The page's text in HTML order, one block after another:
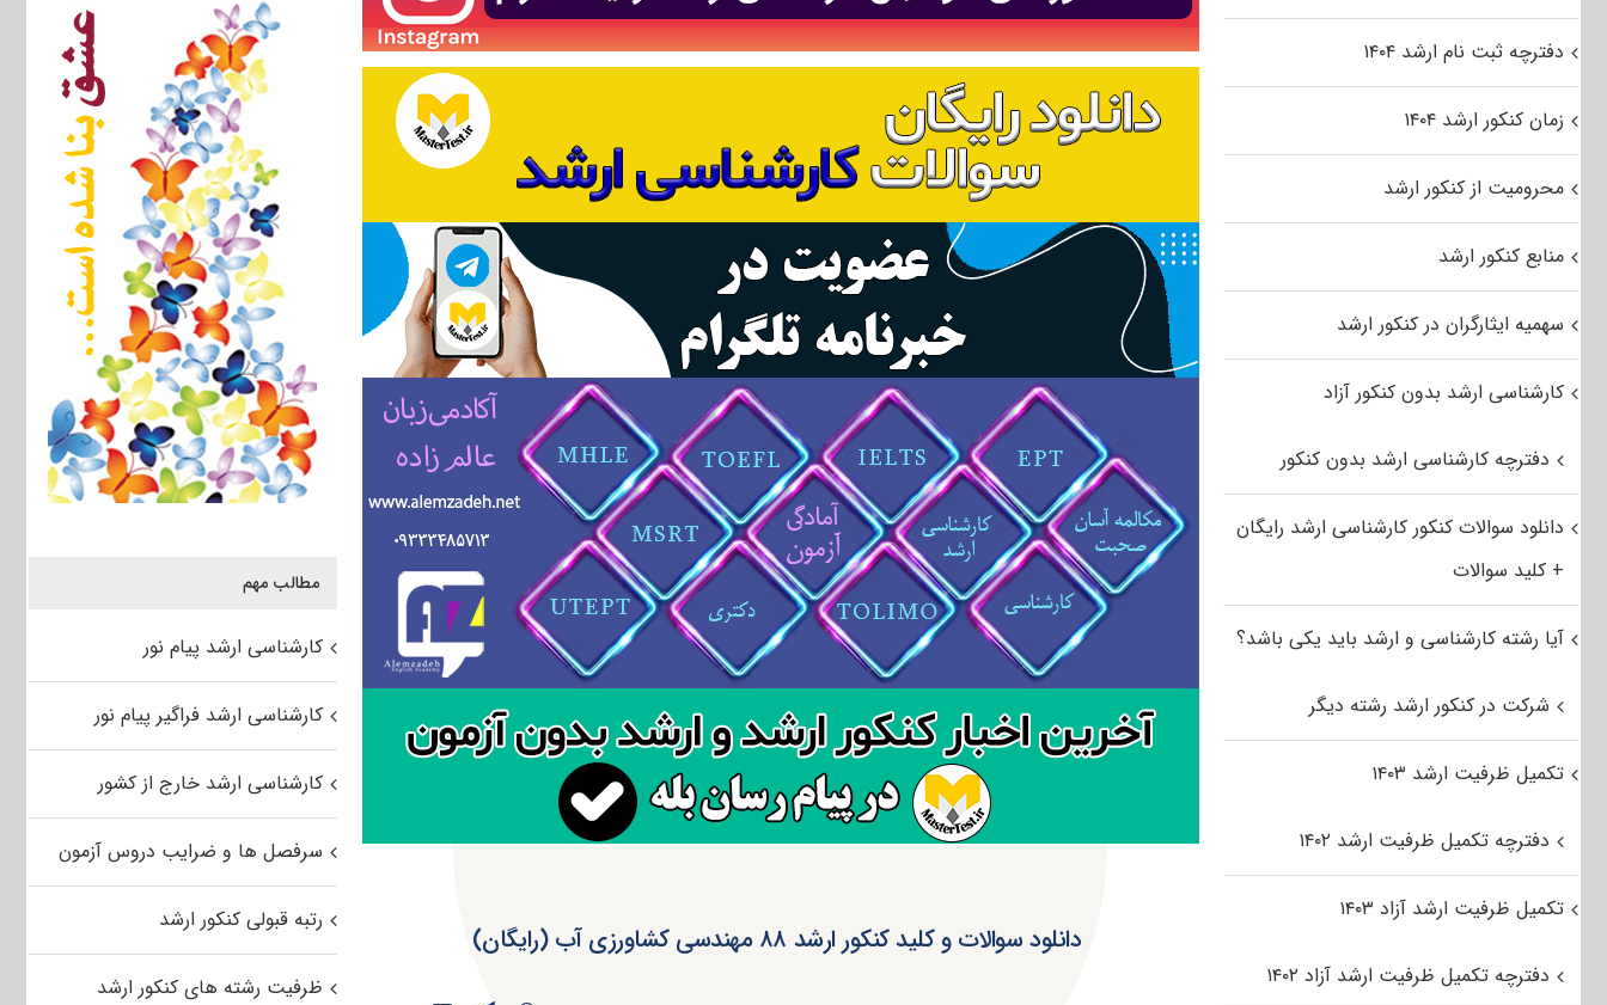
دانلود سوالات و کلید کنکور ارشد ۸۸ مهندسی کشاورزی آب (رایگان)
مطالب مهم
کارشناسی ارشد پیام نور
کارشناسی ارشد فراگیر پیام نور
کارشناسی ارشد خارج از کشور
سرفصل ها و ضرایب دروس آزمون
رتبه قبولی کنکور ارشد
ظرفیت رشته های کنکور ارشد
دفترچه ثبت نام ارشد ۱۴۰۴
زمان کنکور ارشد ۱۴۰۴
محرومیت از کنکور ارشد
منابع کنکور ارشد
سهمیه ایثارگران در کنکور ارشد
کارشناسی ارشد بدون کنکور آزاد
دفترچه کارشناسی ارشد بدون کنکور
دانلود سوالات کنکور کارشناسی ارشد رایگان
+ کلید سوالات
آیا رشته کارشناسی و ارشد باید یکی باشد؟
شرکت در کنکور ارشد رشته دیگر
تکمیل ظرفیت ارشد ۱۴۰۳
دفترچه تکمیل ظرفیت ارشد ۱۴۰۲
تکمیل ظرفیت ارشد آزاد ۱۴۰۳
دفترچه تکمیل ظرفیت ارشد آزاد ۱۴۰۲